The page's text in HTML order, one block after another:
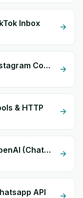
Inbox
WooCommerce + Instagram Comment
& HTTP
WooCommerce + OpenAI (ChatGPT)
API